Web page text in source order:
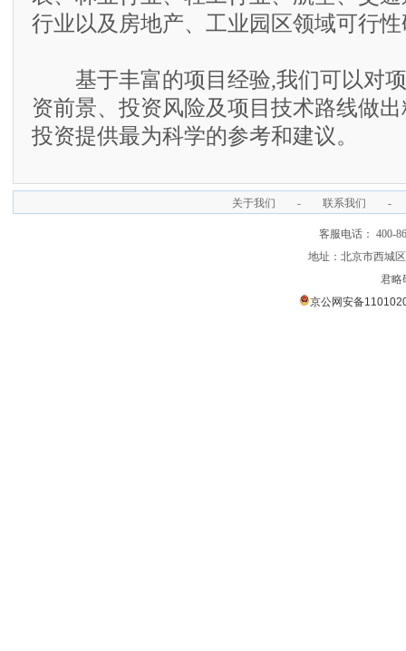
行业以及房地产、工业园区领域可行
基于丰富的项目经验,我们可以对项
资前景、投资风险及项目技术路线做
投资提供最为科学的参考和建议。
关于我们 - 联系我们 -
客服电话： 400-
地址：北京市西城
君略
京公网安备